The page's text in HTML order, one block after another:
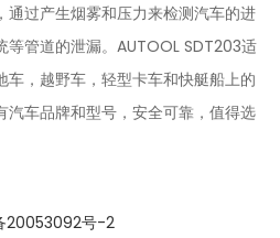
通过产生烟雾和压力来检测汽车的进
等管道的泄漏。AUTOOL SDT203适
车，越野车，轻型卡车和快艇船上的
汽车品牌和型号，安全可靠，值得选
20053092号-2